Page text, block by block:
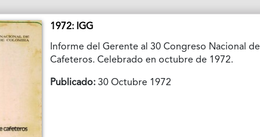
1972: IGG
Informe del Gerente al 30 Congreso Nacional de
Cafeteros. Celebrado en octubre de 1972.
Publicado: 30 Octubre 1972